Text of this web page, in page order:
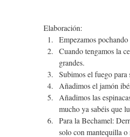
Elaboración:
Empezamos
Cuando tengamos la
grandes.
Subimos el fuego para
Añadimos el jamón
Añadimos las
mucho ya sabéis que
Para la Bechamel:
solo con mantequilla o